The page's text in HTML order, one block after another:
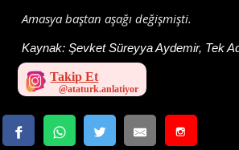
Amasya baştan aşağı değişmişti.
Kaynak:Şevket Süreyya Aydemir, Tek
Takip Et